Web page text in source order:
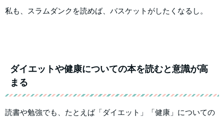
私も、スラムダンクを読めば、バスケットがしたくなるし。
ダイエットや健康についての本を読むと意識が高
まる
読書や勉強でも、たとえば「ダイエット」「健康」についての